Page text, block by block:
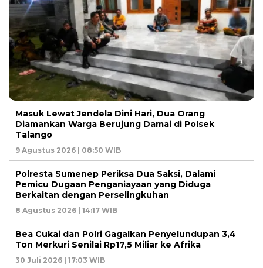
Masuk Lewat Jendela Dini Hari, Dua Orang
Diamankan Warga Berujung Damai di Polsek
Talango
9 Agustus 2026 | 08:50 WIB
Polresta Sumenep Periksa Dua Saksi, Dalami
Pemicu Dugaan Penganiayaan yang Diduga
Berkaitan dengan Perselingkuhan
8 Agustus 2026 | 14:17 WIB
Bea Cukai dan Polri Gagalkan Penyelundupan 3,4
Ton Merkuri Senilai Rp17,5 Miliar ke Afrika
30 Juli 2026 | 17:03 WIB